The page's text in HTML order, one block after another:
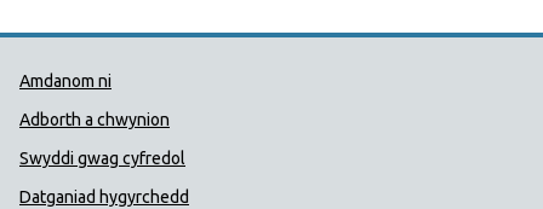
Dolenni Cymorth Iechyd
Amdanom ni
Adborth a chwynion
Swyddi gwag cyfredol
Datganiad hygyrchedd